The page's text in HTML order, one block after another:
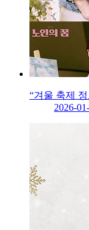
“겨울 축제
2026-